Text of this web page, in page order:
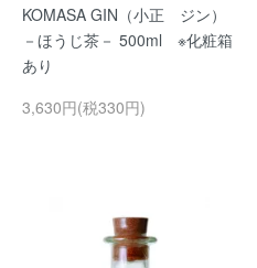
KOMASA GIN（小正 ジン）
－ほうじ茶－ 500ml ※化粧箱
あり
3,630円(税330円)